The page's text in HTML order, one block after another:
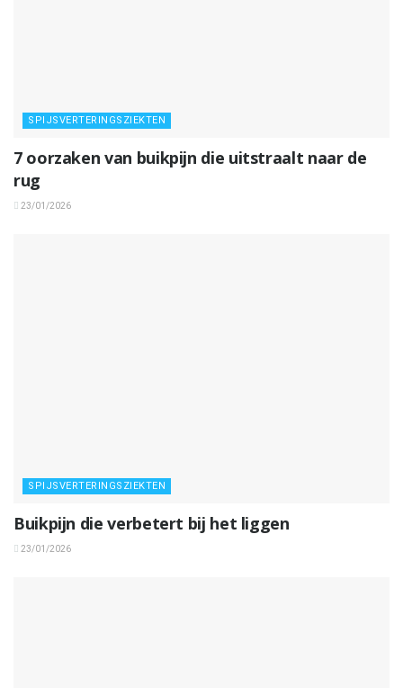
SPIJSVERTERINGSZIEKTEN
7 oorzaken van buikpijn die uitstraalt naar de
rug
23/01/2026
SPIJSVERTERINGSZIEKTEN
Buikpijn die verbetert bij het liggen
23/01/2026